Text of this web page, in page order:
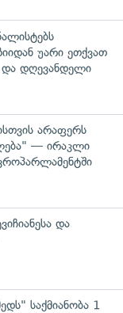
უარი ეთქვათ
დღევანდელი
არაფერს
— ირაკლი
და
საქმიანობა 1